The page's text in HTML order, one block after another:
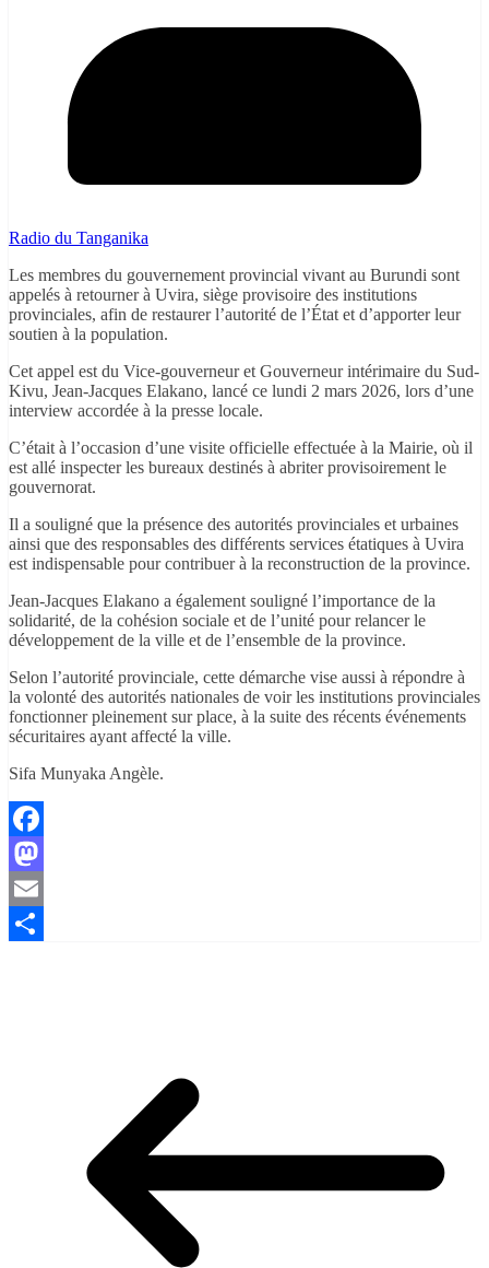
Radio du Tanganika
Les membres du gouvernement provincial vivant au Burundi sont
appelés à retourner à Uvira, siège provisoire des institutions
provinciales, afin de restaurer l’autorité de l’État et d’apporter leur
soutien à la population.
Cet appel est du Vice-gouverneur et Gouverneur intérimaire du Sud-
Kivu, Jean-Jacques Elakano, lancé ce lundi 2 mars 2026, lors d’une
interview accordée à la presse locale.
C’était à l’occasion d’une visite officielle effectuée à la Mairie, où il
est allé inspecter les bureaux destinés à abriter provisoirement le
gouvernorat.
Il a souligné que la présence des autorités provinciales et urbaines
ainsi que des responsables des différents services étatiques à Uvira
est indispensable pour contribuer à la reconstruction de la province.
Jean-Jacques Elakano a également souligné l’importance de la
solidarité, de la cohésion sociale et de l’unité pour relancer le
développement de la ville et de l’ensemble de la province.
Selon l’autorité provinciale, cette démarche vise aussi à répondre à
la volonté des autorités nationales de voir les institutions provinciales
fonctionner pleinement sur place, à la suite des récents événements
sécuritaires ayant affecté la ville.
Sifa Munyaka Angèle.
Facebook
Mastodon
Email